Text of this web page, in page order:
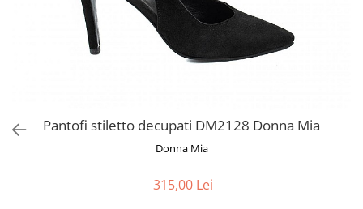
Pantofi stiletto decupati DM2128 Donna Mia
Donna Mia
315,00 Lei